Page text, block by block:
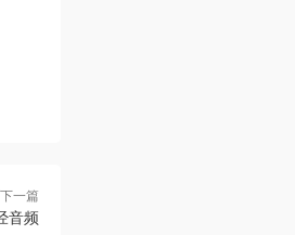
下一篇
音频